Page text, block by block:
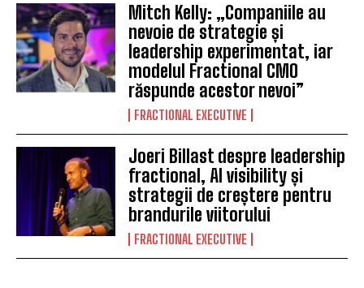
Mitch Kelly: „Companiile au
nevoie de strategie și
leadership experimentat, iar
modelul Fractional CMO
răspunde acestor nevoi”
FRACTIONAL EXECUTIVE
Joeri Billast despre leadership
fractional, AI visibility și
strategii de creștere pentru
brandurile viitorului
FRACTIONAL EXECUTIVE